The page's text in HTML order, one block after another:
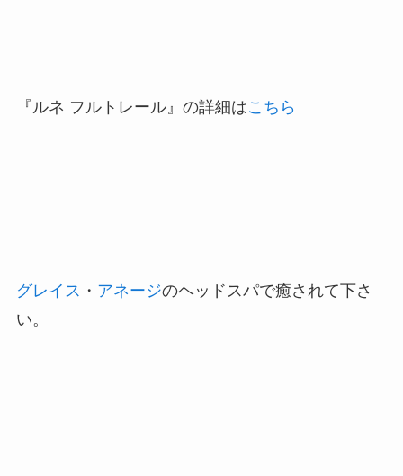
『ルネ フルトレール』の詳細はこちら
グレイス ・ アネージのヘッドスパで癒されて下さ
い。